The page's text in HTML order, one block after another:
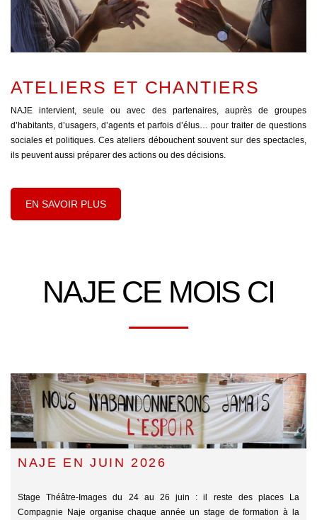
ATELIERS ET CHANTIERS
NAJE intervient, seule ou avec des partenaires, auprès de groupes
d’habitants, d’usagers, d’agents et parfois d’élus… pour traiter de questions
sociales et politiques. Ces ateliers débouchent souvent sur des spectacles,
ils peuvent aussi préparer des actions ou des décisions.
EN SAVOIR PLUS
NAJE CE MOIS CI
NAJE EN JUIN 2026
Stage Théâtre-Images du 24 au 26 juin : il reste des places La
Compagnie Naje organise chaque année un stage de formation à la